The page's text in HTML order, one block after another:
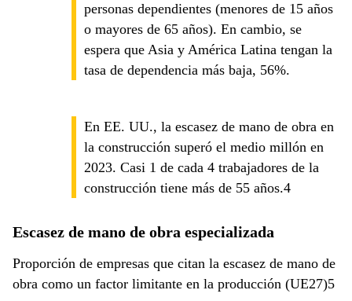
personas dependientes (menores de 15 años
o mayores de 65 años). En cambio, se
espera que Asia y América Latina tengan la
tasa de dependencia más baja, 56%.
En EE. UU., la escasez de mano de obra en
la construcción superó el medio millón en
2023. Casi 1 de cada 4 trabajadores de la
construcción tiene más de 55 años.4
Escasez de mano de obra especializada
Proporción de empresas que citan la escasez de mano de
obra como un factor limitante en la producción (UE27)5